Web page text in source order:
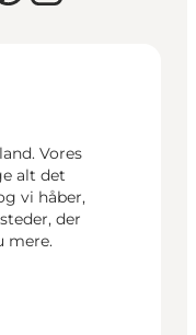
Vores
alt det
vi håber,
der
mere.